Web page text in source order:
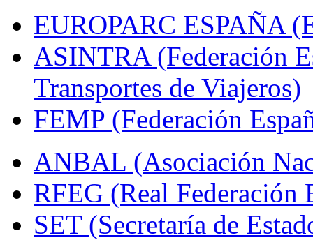
EUROPARC ESPAÑA
ASINTRA (Federación
Transportes de Viajeros)
FEMP (Federación
ANBAL (Asociación
RFEG (Real Federación
SET (Secretaría de